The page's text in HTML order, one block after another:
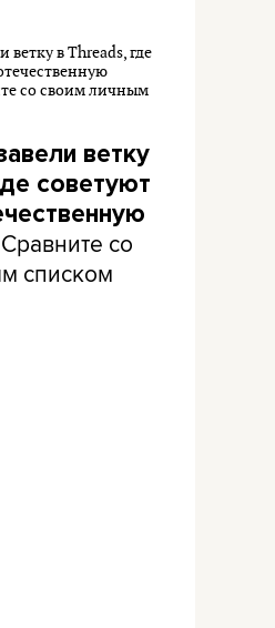
ветку
советуют
Сравните со
списком